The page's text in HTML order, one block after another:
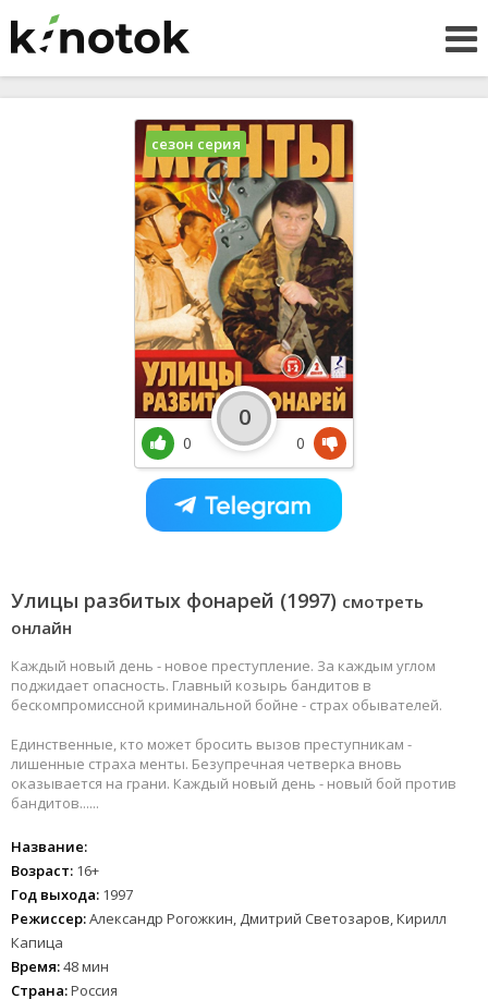
Улицы разбитых фонарей (1997) смотреть
онлайн
Каждый новый день - новое преступление. За каждым углом
поджидает опасность. Главный козырь бандитов в
бескомпромиссной криминальной бойне - страх обывателей.
Единственные, кто может бросить вызов преступникам -
лишенные страха менты. Безупречная четверка вновь
оказывается на грани. Каждый новый день - новый бой против
бандитов......
Название:
Возраст: 16+
Год выхода: 1997
Режиссер:Александр Рогожкин, Дмитрий Светозаров, Кирилл
Капица
Время:48 мин
Страна:Россия
сезон серия
0
0
0